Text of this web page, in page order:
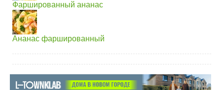
Фаршированный ананас
Ананас фаршированный